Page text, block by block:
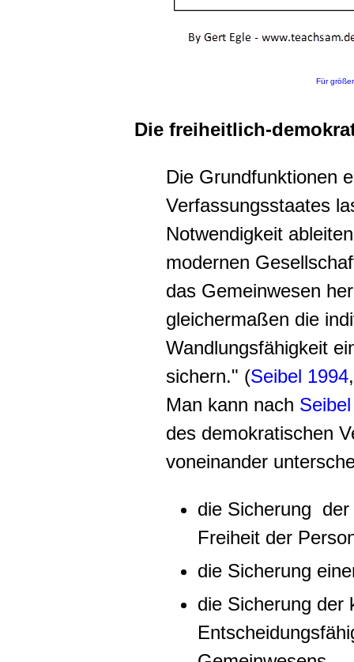
Für
Die freiheitlich-
Die Grundfunktionen
Verfassungsstaates
Notwendigkeit
modernen
das Gemeinwesen
gleichermaßen die
Wandlungsfähigkeit
sichern." (Seibel 1994
Man kann nach
des demokratischen
voneinander
die Sicherung der
Freiheit der
die Sicherung
die Sicherung der